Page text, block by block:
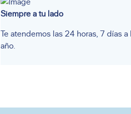
Siempre a tu lado
Te atendemos las 24 horas, 7 días
año.